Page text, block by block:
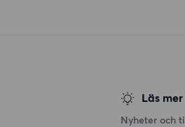
Läs mer
Nyheter och